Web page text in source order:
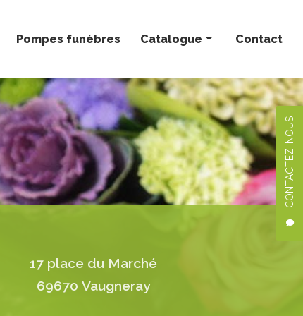
CONTACTEZ-NOUS
Pompes funèbres Catalogue
Bouquets personnalisés
Compositions florales
Deuil
Mariage
Plantes
Contact
17 place du Marché
69670 Vaugneray